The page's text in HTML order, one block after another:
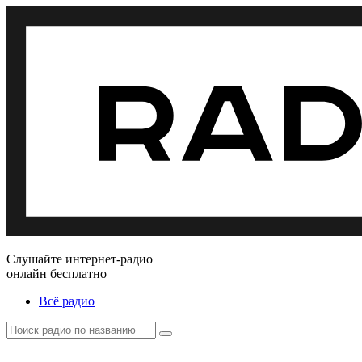
Слушайте интернет-радио
онлайн бесплатно
Всё радио